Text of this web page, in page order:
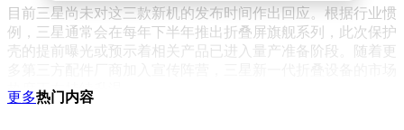
目前三星尚未对这三款新机的发布时间作出回应。根据行业惯
例，三星通常会在每年下半年推出折叠屏旗舰系列，此次保护
壳的提前曝光或预示着相关产品已进入量产准备阶段。随着更
热度正在持续升温。
更多热门内容